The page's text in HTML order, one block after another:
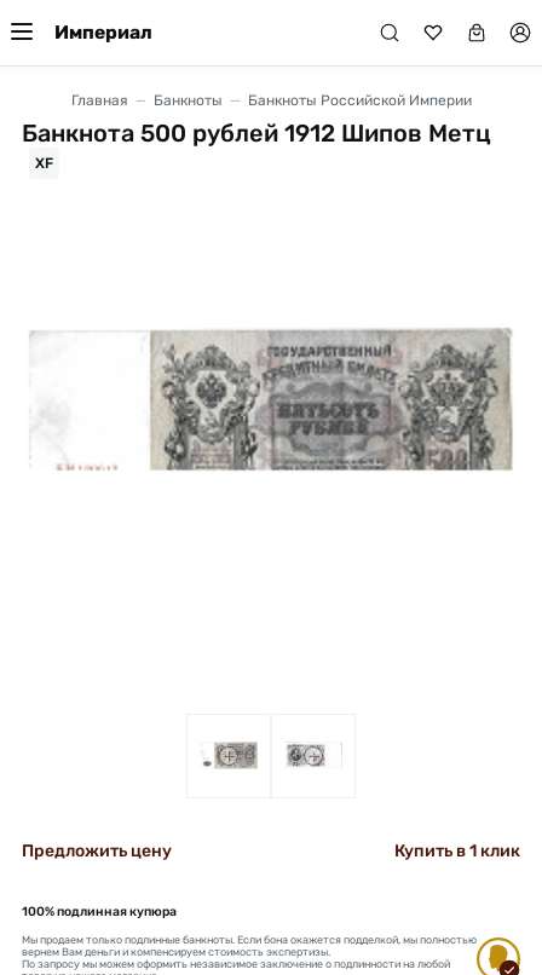
Империал
Главная Банкноты Банкноты Российской Империи
Банкнота 500 рублей 1912 Шипов Метц
XF
+ +
Предложить цену Купить в 1 клик
100% подлинная купюра
Мы продаем только подлинные банкноты. Если бона окажется подделкой, мы полностью
вернем Вам деньги и компенсируем стоимость экспертизы.
По запросу мы можем оформить независимое заключение о подлинности на любой